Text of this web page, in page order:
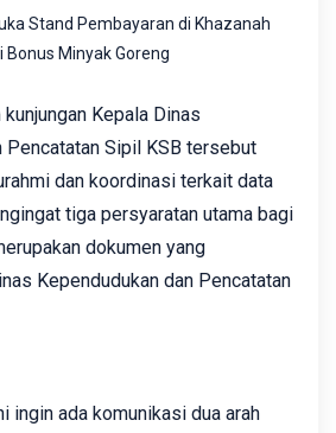
Stand Pembayaran di Khazanah
Bonus Minyak Goreng
Kepala Dinas
Pencatatan Sipil KSB tersebut
dan koordinasi terkait data
tiga persyaratan utama bagi
dokumen yang
Kependudukan dan Pencatatan
ingin ada komunikasi dua arah